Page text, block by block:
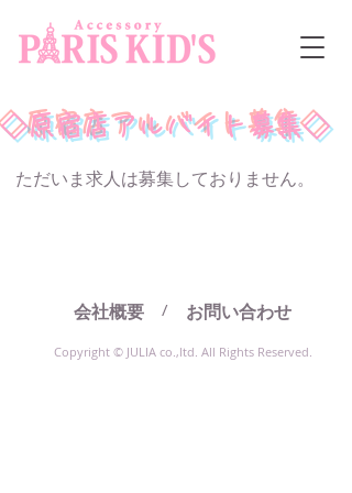
◇原宿店アルバイト募集◇
ただいま求人は募集しておりません。
会社概要 / お問い合わせ
Copyright © JULIA co.,ltd. All Rights Reserved.